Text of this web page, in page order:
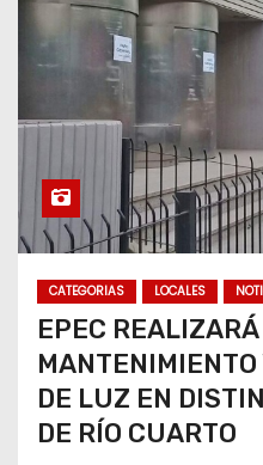
CATEGORIAS LOCALES
EPEC
DE LUZ EN
DE RÍO CUARTO